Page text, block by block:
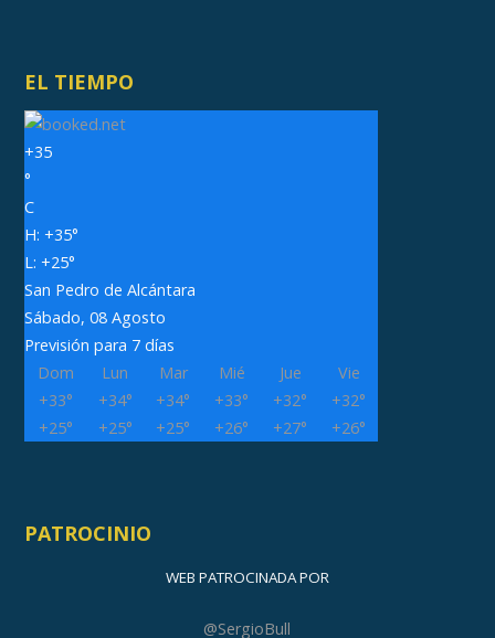
EL TIEMPO
+35
°
C
H: +35°
L: +25°
San Pedro de Alcántara
Sábado, 08 Agosto
Previsión para 7 días
Dom
Lun Mar Mié Jue
Vie
+33° +34° +34° +33° +32° +32°
+25° +25° +25° +26° +27° +26°
PATROCINIO
WEB PATROCINADA POR
@SergioBull